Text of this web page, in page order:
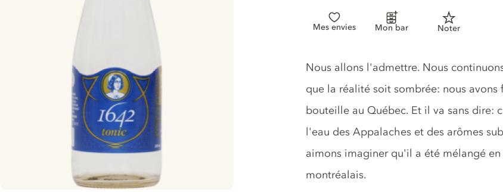
Mes envies Mon bar Noter
Description du tonic
Nous allons l'admettre. Nous
que la réalité soit sombrée: nous
bouteille au Québec. Et il va sans dire:
l'eau des Appalaches et des arômes
aimons imaginer qu'il a été mélangé
montréalais.